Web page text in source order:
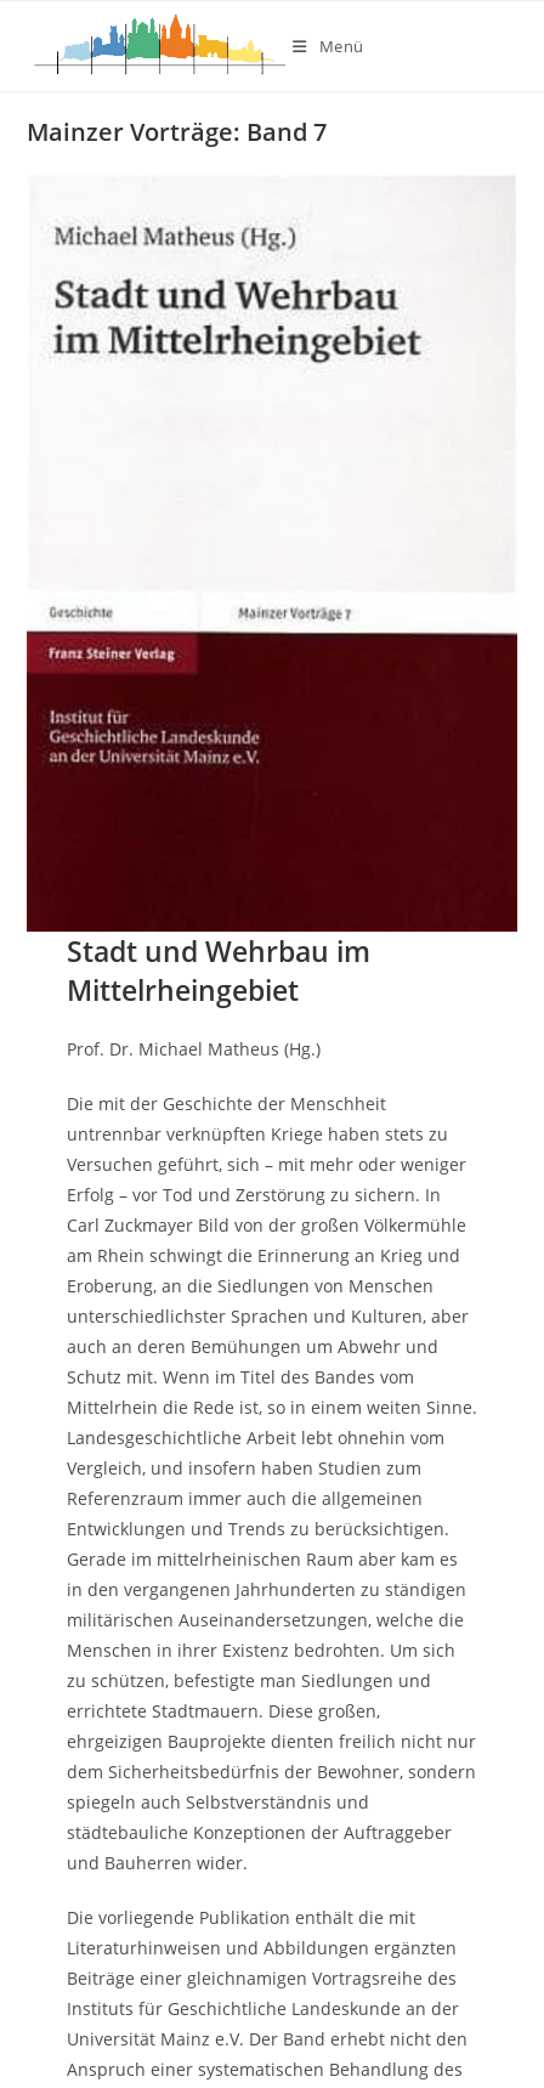
springen
Menü
Mainzer Vorträge: Band 7
Mainzer Vorträge: Band 7
Stadt und Wehrbau im
Mittelrheingebiet
Prof. Dr. Michael Matheus (Hg.)
Die mit der Geschichte der Menschheit
untrennbar verknüpften Kriege haben stets zu
Versuchen geführt, sich – mit mehr oder weniger
Erfolg – vor Tod und Zerstörung zu sichern. In
Carl Zuckmayer Bild von der großen Völkermühle
am Rhein schwingt die Erinnerung an Krieg und
Eroberung, an die Siedlungen von Menschen
unterschiedlichster Sprachen und Kulturen, aber
auch an deren Bemühungen um Abwehr und
Schutz mit. Wenn im Titel des Bandes vom
Mittelrhein die Rede ist, so in einem weiten Sinne.
Landesgeschichtliche Arbeit lebt ohnehin vom
Vergleich, und insofern haben Studien zum
Referenzraum immer auch die allgemeinen
Entwicklungen und Trends zu berücksichtigen.
Gerade im mittelrheinischen Raum aber kam es
in den vergangenen Jahrhunderten zu ständigen
militärischen Auseinandersetzungen, welche die
Menschen in ihrer Existenz bedrohten. Um sich
zu schützen, befestigte man Siedlungen und
errichtete Stadtmauern. Diese großen,
ehrgeizigen Bauprojekte dienten freilich nicht nur
dem Sicherheitsbedürfnis der Bewohner, sondern
spiegeln auch Selbstverständnis und
städtebauliche Konzeptionen der Auftraggeber
und Bauherren wider.
Die vorliegende Publikation enthält die mit
Literaturhinweisen und Abbildungen ergänzten
Beiträge einer gleichnamigen Vortragsreihe des
Instituts für Geschichtliche Landeskunde an der
Universität Mainz e.V. Der Band erhebt nicht den
Anspruch einer systematischen Behandlung des